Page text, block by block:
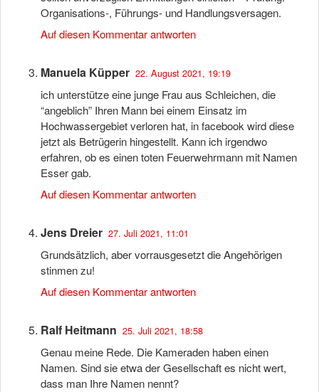
Organisations-, Führungs- und Handlungsversagen.
Auf diesen Kommentar antworten
Manuela Küpper 22. August 2021, 19:19
ich unterstütze eine junge Frau aus Schleichen, die
“angeblich” Ihren Mann bei einem Einsatz im
Hochwassergebiet verloren hat, in facebook wird diese
jetzt als Betrügerin hingestellt. Kann ich irgendwo
erfahren, ob es einen toten Feuerwehrmann mit Namen
Esser gab.
Auf diesen Kommentar antworten
Jens Dreier 27. Juli 2021, 11:01
Grundsätzlich, aber vorrausgesetzt die Angehörigen
stinmen zu!
Auf diesen Kommentar antworten
Ralf Heitmann 25. Juli 2021, 18:58
Genau meine Rede. Die Kameraden haben einen
Namen. Sind sie etwa der Gesellschaft es nicht wert,
dass man Ihre Namen nennt?